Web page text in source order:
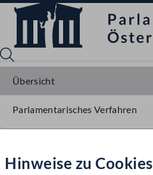
Hilfe
Hinweise zu Cookies
Übersicht
Parlamentarisches Verfahren